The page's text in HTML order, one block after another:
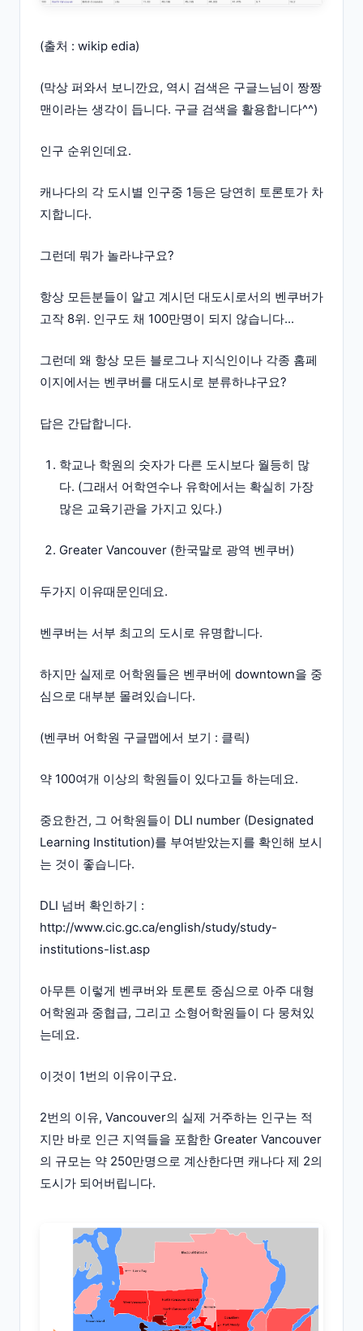
(출처 : wikip edia)
(막상 퍼와서 보니깐요, 역시 검색은 구글느님이 짱짱
맨이라는 생각이 듭니다. 구글 검색을 활용합니다^^)
인구 순위인데요.
캐나다의 각 도시별 인구중 1등은 당연히 토론토가 차
지합니다.
그런데 뭐가 놀라냐구요?
항상 모든분들이 알고 계시던 대도시로서의 벤쿠버가
고작 8위. 인구도 채 100만명이 되지 않습니다...
그런데 왜 항상 모든 블로그나 지식인이나 각종 홈페
이지에서는 벤쿠버를 대도시로 분류하냐구요?
답은 간답합니다.
학교나 학원의 숫자가 다른 도시보다 월등히 많
다. (그래서 어학연수나 유학에서는 확실히 가장
많은 교육기관을 가지고 있다.)
Greater Vancouver (한국말로 광역 벤쿠버)
두가지 이유때문인데요.
벤쿠버는 서부 최고의 도시로 유명합니다.
하지만 실제로 어학원들은 벤쿠버에 downtown을 중
심으로 대부분 몰려있습니다.
(벤쿠버 어학원 구글맵에서 보기 : 클릭)
약 100여개 이상의 학원들이 있다고들 하는데요.
중요한건, 그 어학원들이 DLI number (Designated
Learning Institution)를 부여받았는지를 확인해 보시
는 것이 좋습니다.
DLI 넘버 확인하기 :
http://www.cic.gc.ca/english/study/study-
institutions-list.asp
아무튼 이렇게 벤쿠버와 토론토 중심으로 아주 대형
어학원과 중협급, 그리고 소형어학원들이 다 뭉쳐있
는데요.
이것이 1번의 이유이구요.
2번의 이유, Vancouver의 실제 거주하는 인구는 적
지만 바로 인근 지역들을 포함한 Greater Vancouver
의 규모는 약 250만명으로 계산한다면 캐나다 제 2의
도시가 되어버립니다.